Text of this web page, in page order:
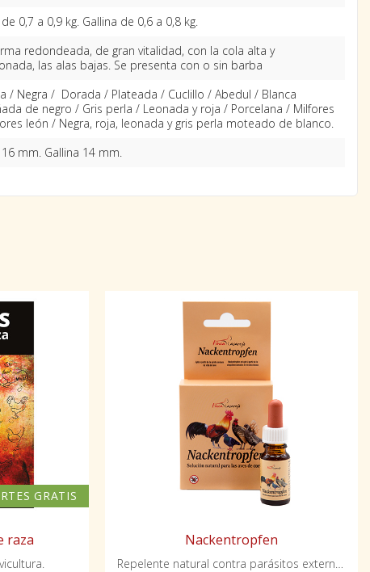
0,7 a 0,9 kg. Gallina de 0,6 a 0,8 kg.
redondeada, de gran vitalidad, con la cola alta y
las alas bajas. Se presenta con o sin barba
/ Negra / Dorada / Plateada / Cuclillo / Abedul / Blanca
de negro / Gris perla / Leonada y roja / Porcelana / Milfores
león / Negra, roja, leonada y gris perla moteado de blanco.
mm. Gallina 14 mm.
GRATIS
raza Nackentropfen